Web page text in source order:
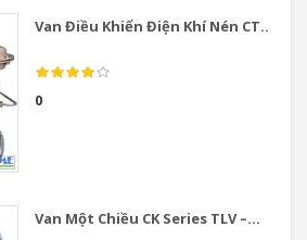
Van Điều Khiển Điện Khí Nén CT...
0
Van Một Chiều CK Series TLV –...